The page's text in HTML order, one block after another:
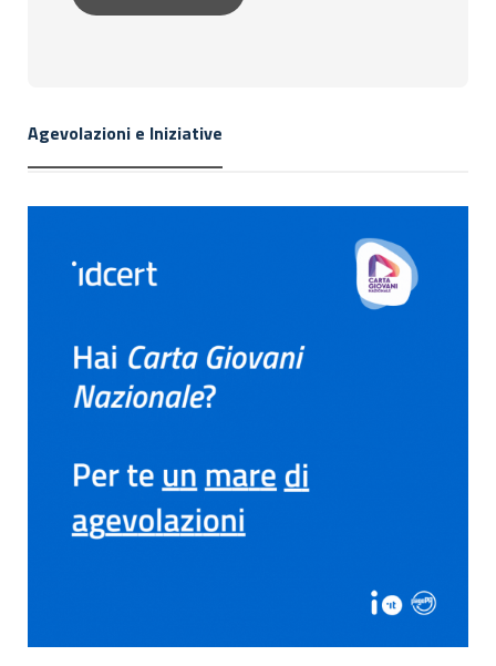
Agevolazioni e Iniziative